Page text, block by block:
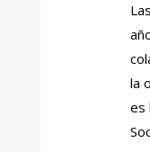
la
es